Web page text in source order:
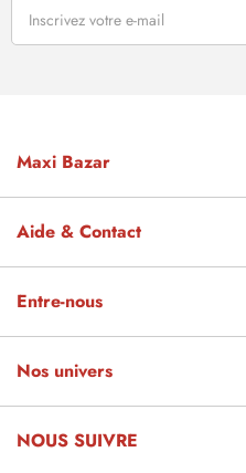
Maxi Bazar
Aide & Contact
Entre-nous
Nos univers
NOUS SUIVRE